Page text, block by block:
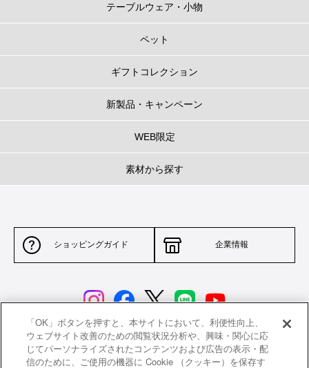
テーブルウェア・小物
ペット
ギフトコレクション
新製品・キャンペーン
WEB限定
素材から探す
ショッピングガイド 企業情報
サイトポリシー 特定商取引法に基づく表示
「OK」ボタンを押すと、本サイトにおいて、利便性向上、
ウェブサイト改善のための閲覧状況分析や、興味・関心に応
じてパーソナライズされたコンテンツおよび広告の表示・配
信のために、ご使用の機器に Cookie （クッキー）を保存す